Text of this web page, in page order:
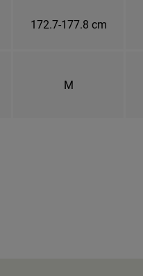
172.7-177.8 cm
M